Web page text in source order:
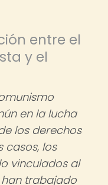
entre el
y el
en la lucha
los derechos
casos, los
vinculados al
trabajado